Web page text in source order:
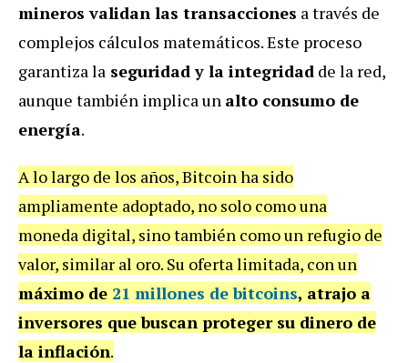
mineros validan las transacciones a través de
complejos cálculos matemáticos. Este proceso
garantiza la seguridad y la integridad de la red,
aunque también implica un alto consumo de
energía.
A lo largo de los años, Bitcoin ha sido
ampliamente adoptado, no solo como una
moneda digital, sino también como un refugio de
valor, similar al oro. Su oferta limitada, con un
máximo de 21 millones de bitcoins, atrajo a
inversores que buscan proteger su dinero de
la inflación.